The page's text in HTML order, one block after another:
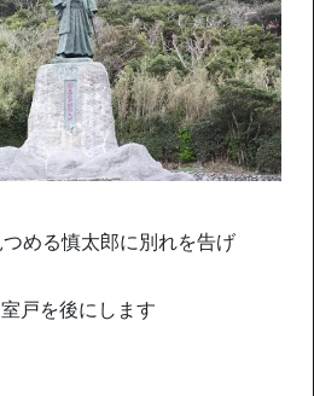
める慎太郎に別れを告げ
室戸を後にします